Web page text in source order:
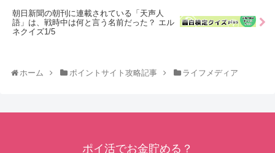
朝日新聞の朝刊に連載されている「天声人
語」は、戦時中は何と言う名前だった？ エル
ネクイズ1/5
ホーム ポイントサイト攻略記事 ライフメディア
ポイ活でお金貯める？